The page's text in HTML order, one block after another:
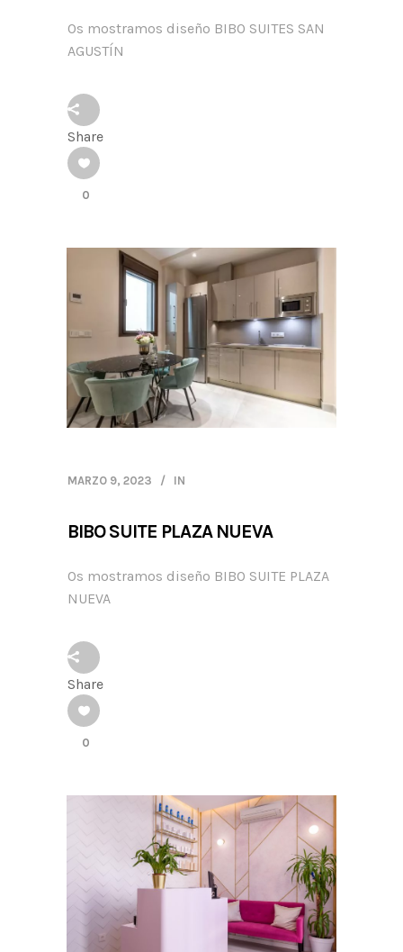
Os mostramos diseño BIBO SUITES SAN
AGUSTÍN
Share
0
MARZO 9, 2023 IN
BIBO SUITE PLAZA NUEVA
Os mostramos diseño BIBO SUITE PLAZA
NUEVA
Share
0